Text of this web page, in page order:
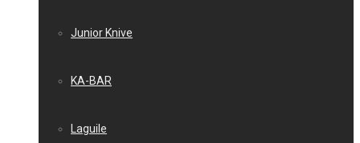
Junior Knive
KA-BAR
Laguile